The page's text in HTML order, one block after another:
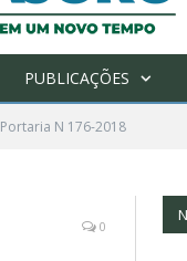
PUBLICAÇÕES
Portaria N 176-2018
0